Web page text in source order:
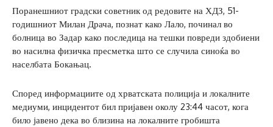
Поранешниот градски советник од редовите на ХДЗ, 51-
годишниот Милан Драча, познат како Лало, починал во
болница во Задар како последица на тешки повреди здобиени
во насилна физичка пресметка што се случила синоќа во
населбата Бокањац.
Според информациите од хрватската полиција и локалните
медиуми, инцидентот бил пријавен околу 23:44 часот, кога
било јавено дека во близина на локалните гробишта